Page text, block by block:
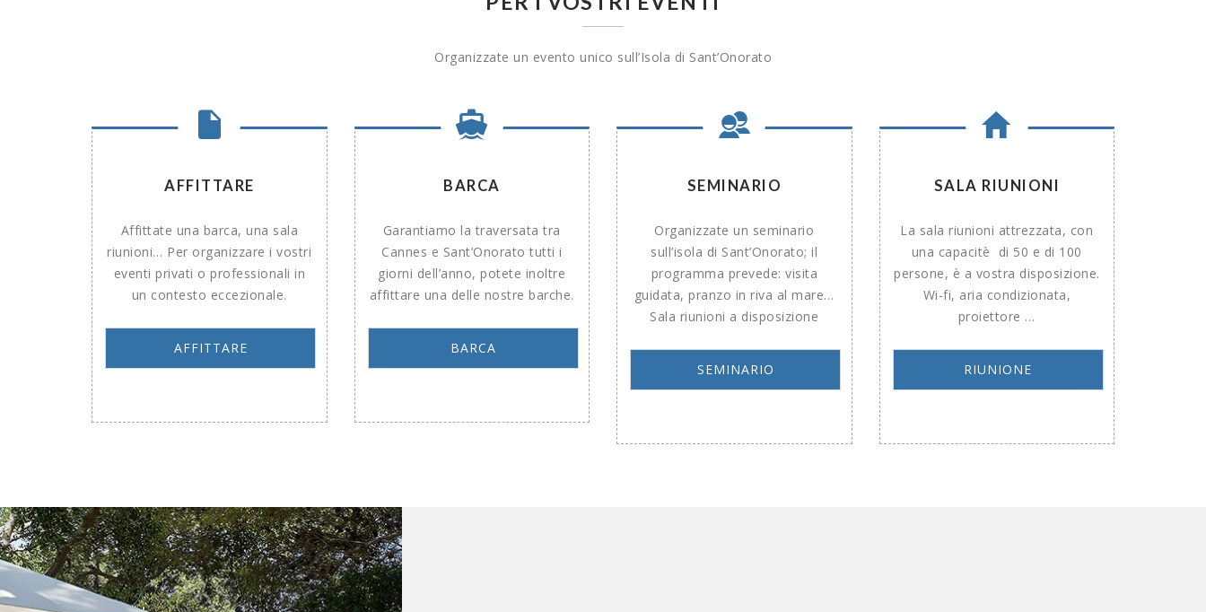
Organizzate un evento unico sull’Isola di Sant’Onorato
AFFITTARE
Affittate una barca, una sala
riunioni… Per organizzare i vostri
eventi privati o professionali in
un contesto eccezionale.
AFFITTARE
BARCA
Garantiamo la traversata tra
Cannes e Sant’Onorato tutti i
giorni dell’anno, potete inoltre
affittare una delle nostre barche.
BARCA
SEMINARIO
Organizzate un seminario
sull’isola di Sant’Onorato; il
programma prevede: visita
guidata, pranzo in riva al mare…
Sala riunioni a disposizione
SEMINARIO
SALA RIUNIONI
La sala riunioni attrezzata, con
una capacitè di 50 e di 100
persone, è a vostra disposizione.
Wi-fi, aria condizionata,
proiettore …
RIUNIONE